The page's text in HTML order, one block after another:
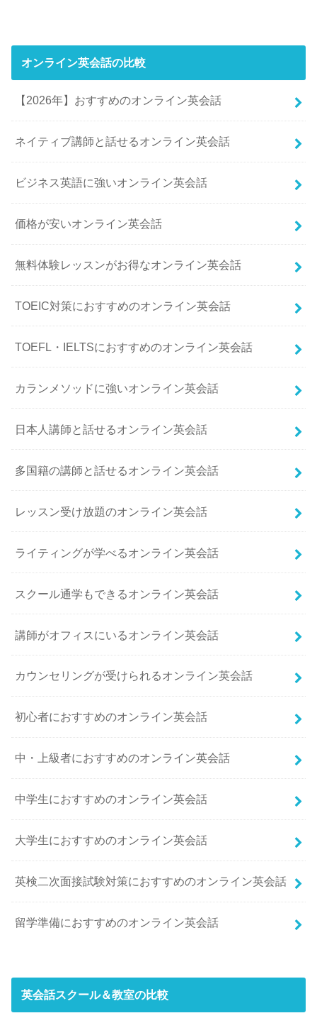
オンライン英会話の比較
【2026年】おすすめのオンライン英会話
ネイティブ講師と話せるオンライン英会話
ビジネス英語に強いオンライン英会話
価格が安いオンライン英会話
無料体験レッスンがお得なオンライン英会話
TOEIC対策におすすめのオンライン英会話
TOEFL・IELTSにおすすめのオンライン英会話
カランメソッドに強いオンライン英会話
日本人講師と話せるオンライン英会話
多国籍の講師と話せるオンライン英会話
レッスン受け放題のオンライン英会話
ライティングが学べるオンライン英会話
スクール通学もできるオンライン英会話
講師がオフィスにいるオンライン英会話
カウンセリングが受けられるオンライン英会話
初心者におすすめのオンライン英会話
中・上級者におすすめのオンライン英会話
中学生におすすめのオンライン英会話
大学生におすすめのオンライン英会話
英検二次面接試験対策におすすめのオンライン英会話
留学準備におすすめのオンライン英会話
英会話スクール＆教室の比較